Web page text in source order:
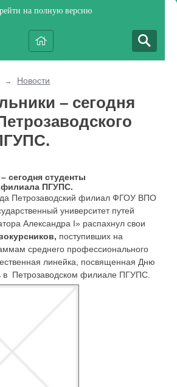
на полную версию
→ Новости
– сегодня
сегодня студенты
филиала ПГУПС.
Петрозаводский филиал ФГОУ ВПО
университет путей
Александра I» распахнул свои
поступивших на
среднего профессионального
линейка, посвященная Дню
в Петрозаводском филиале ПГУПС.